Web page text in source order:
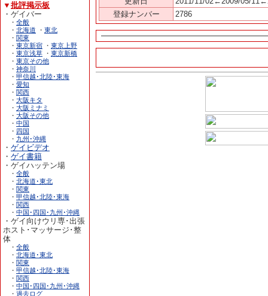
▼ 批評掲示板
・ゲイバー
・ 全般
・ 北海道 ・ 東北
・ 関東
・ 東京新宿 ・ 東京上野
・ 東京浅草 ・ 東京新橋
・ 東京その他
・ 神奈川
・ 甲信越･北陸･東海
・ 愛知
・ 関西
・ 大阪キタ
・ 大阪ミナミ
・ 大阪その他
・ 中国
・ 四国
・ 九州･沖縄
・ ゲイビデオ
・ ゲイ書籍
・ゲイハッテン場
・ 全般
・ 北海道･東北
・ 関東
・ 甲信越･北陸･東海
・ 関西
・ 中国･四国･九州･沖縄
・ゲイ向けウリ専･出張
ホスト･マッサージ･整
体
・ 全般
・ 北海道･東北
・ 関東
・ 甲信越･北陸･東海
・ 関西
・ 中国･四国･九州･沖縄
・ 過去ログ
登録ナンバー
2786